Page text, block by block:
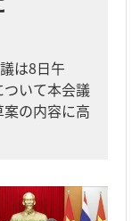
は8日午
いて本会議
の内容に高